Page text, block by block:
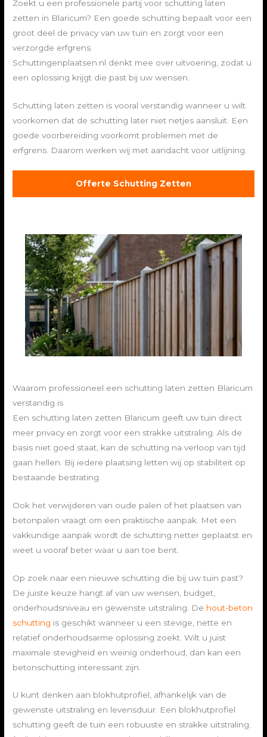
Zoekt u een professionele partij voor schutting laten
zetten in Blaricum? Een goede schutting bepaalt voor een
groot deel de privacy van uw tuin en zorgt voor een
verzorgde erfgrens.
Schuttingenplaatsen.nl denkt mee over uitvoering, zodat u
een oplossing krijgt die past bij uw wensen.
Schutting laten zetten is vooral verstandig wanneer u wilt
voorkomen dat de schutting later niet netjes aansluit. Een
goede voorbereiding voorkomt problemen met de
erfgrens. Daarom werken wij met aandacht voor uitlijning.
Offerte Schutting Zetten
Waarom professioneel een schutting laten zetten Blaricum
verstandig is
Een schutting laten zetten Blaricum geeft uw tuin direct
meer privacy en zorgt voor een strakke uitstraling. Als de
basis niet goed staat, kan de schutting na verloop van tijd
gaan hellen. Bij iedere plaatsing letten wij op stabiliteit op
bestaande bestrating.
Ook het verwijderen van oude palen of het plaatsen van
betonpalen vraagt om een praktische aanpak. Met een
vakkundige aanpak wordt de schutting netter geplaatst en
weet u vooraf beter waar u aan toe bent.
Op zoek naar een nieuwe schutting die bij uw tuin past?
De juiste keuze hangt af van uw wensen, budget,
onderhoudsniveau en gewenste uitstraling. De hout-beton
schutting is geschikt wanneer u een stevige, nette en
relatief onderhoudsarme oplossing zoekt. Wilt u juist
maximale stevigheid en weinig onderhoud, dan kan een
betonschutting interessant zijn.
U kunt denken aan blokhutprofiel, afhankelijk van de
gewenste uitstraling en levensduur. Een blokhutprofiel
schutting geeft de tuin een robuuste en strakke uitstraling.